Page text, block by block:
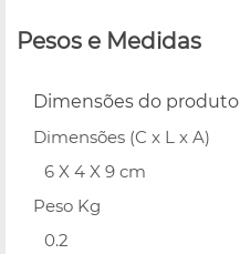
Pesos e Medidas
Dimensões do produto
Dimensões (C x L x A)
6 X 4 X 9 cm
Peso Kg
0.2